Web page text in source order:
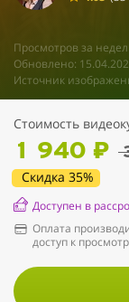
Просмотров за
Обновлено:
Источник
Стоимость
1 940 ₽
Скидка 35%
Доступен в
Оплата
доступ к